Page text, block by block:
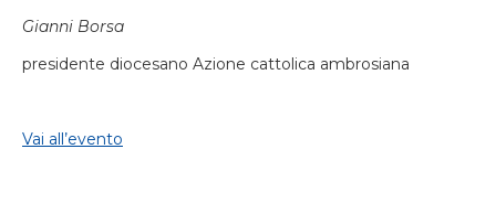
Gianni Borsa
presidente diocesano Azione cattolica ambrosiana
Vai all’evento